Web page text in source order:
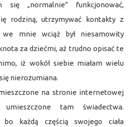
się „normalnie” funkcjonować,
rodziną, utrzymywać kontakty z
mnie wciąż był niesamowity
za dziećmi, aż trudno opisać te
iż wokół siebie miałam wielu
nierozumiana.
na stronie internetowej
umieszczone tam świadectwa.
bo każdą częścią swojego ciała